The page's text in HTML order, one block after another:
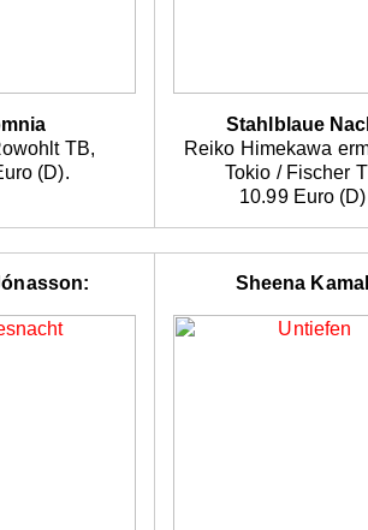
TB,
(D).
Stahlblaue
Reiko Himekawa
Tokio / Fischer
10.99 Euro
Sheena